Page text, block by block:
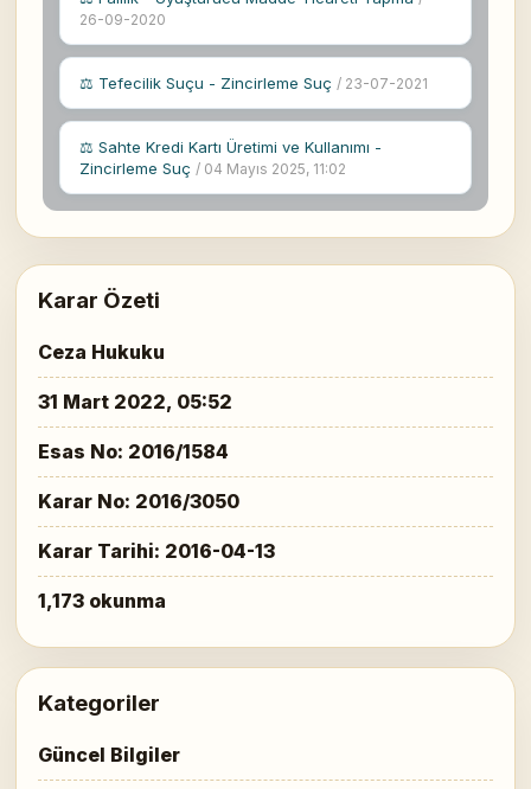
26-09-2020
⚖ Tefecilik Suçu - Zincirleme Suç / 23-07-2021
⚖ Sahte Kredi Kartı Üretimi ve Kullanımı -
Zincirleme Suç / 04 Mayıs 2025, 11:02
Karar Özeti
Ceza Hukuku
31 Mart 2022, 05:52
Esas No: 2016/1584
Karar No: 2016/3050
Karar Tarihi: 2016-04-13
1,173 okunma
Kategoriler
Güncel Bilgiler